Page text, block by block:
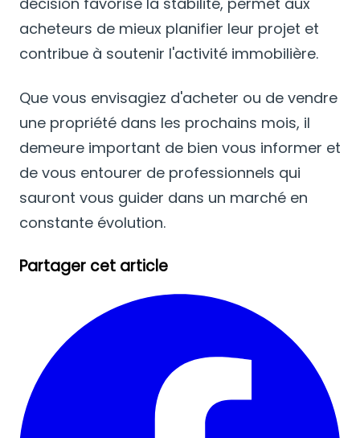
acheteurs de mieux planifier leur projet et
contribue à soutenir l'activité immobilière.
Que vous envisagiez d'acheter ou de vendre
une propriété dans les prochains mois, il
demeure important de bien vous informer et
de vous entourer de professionnels qui
sauront vous guider dans un marché en
constante évolution.
Partager cet article